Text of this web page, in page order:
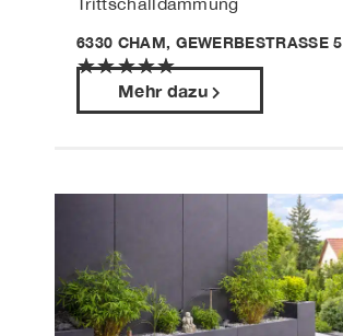
6330 CHAM, GEWERBESTRASSE 5
★★★★★
Mehr dazu